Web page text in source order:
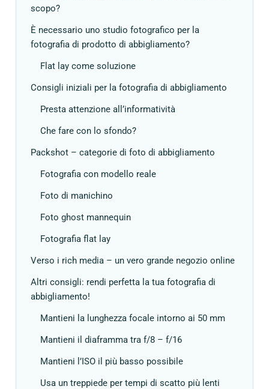
scopo?
È necessario uno studio fotografico per la
fotografia di prodotto di abbigliamento?
Flat lay come soluzione
Consigli iniziali per la fotografia di abbigliamento
Presta attenzione all’informatività
Che fare con lo sfondo?
Packshot – categorie di foto di abbigliamento
Fotografia con modello reale
Foto di manichino
Foto ghost mannequin
Fotografia flat lay
Verso i rich media – un vero grande negozio online
Altri consigli: rendi perfetta la tua fotografia di
abbigliamento!
Mantieni la lunghezza focale intorno ai 50 mm
Mantieni il diaframma tra f/8 – f/16
Mantieni l’ISO il più basso possibile
Usa un treppiede per tempi di scatto più lenti